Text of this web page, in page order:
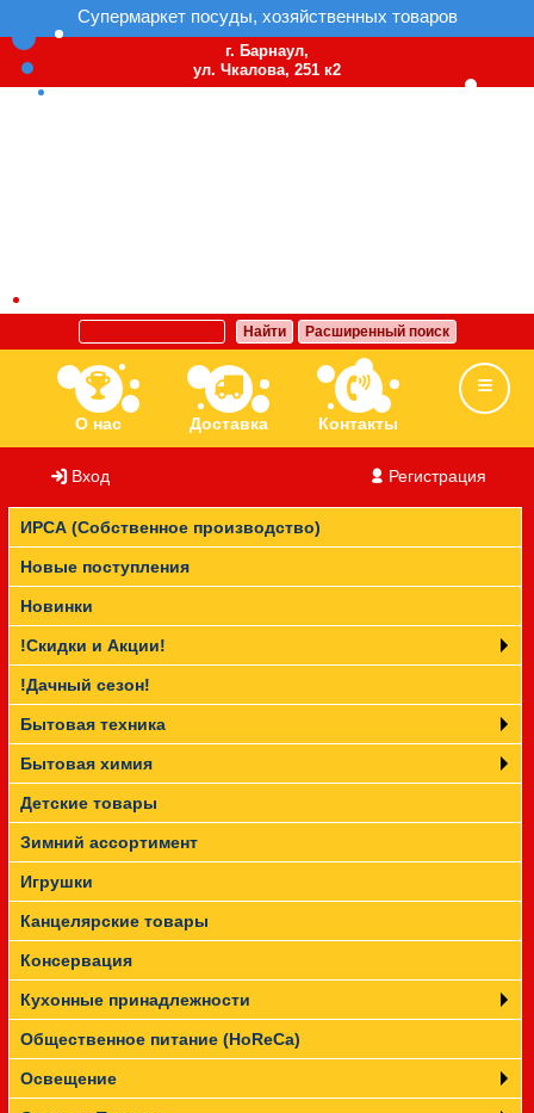
Супермаркет посуды, хозяйственных товаров
г. Барнаул,
ул. Чкалова, 251 к2
Найти Расширенный поиск
О нас Доставка Контакты
Ассортимент Бренды Вакансии
Прайс-лист
Вход Регистрация
ИРСА (Собственное производство)
Новые поступления
Новинки
!Скидки и Акции!
!Дачный сезон!
Бытовая техника
Бытовая химия
Детские товары
Зимний ассортимент
Игрушки
Канцелярские товары
Консервация
Кухонные принадлежности
Общественное питание (HoReCa)
Освещение